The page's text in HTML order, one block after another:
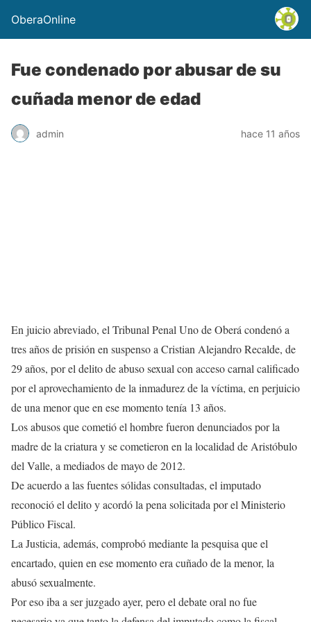
OberaOnline
Fue condenado por abusar de su
cuñada menor de edad
admin hace 11 años
En juicio abreviado, el Tribunal Penal Uno de Oberá condenó a
tres años de prisión en suspenso a Cristian Alejandro Recalde, de
29 años, por el delito de abuso sexual con acceso carnal calificado
por el aprovechamiento de la inmadurez de la víctima, en perjuicio
de una menor que en ese momento tenía 13 años.
Los abusos que cometió el hombre fueron denunciados por la
madre de la criatura y se cometieron en la localidad de Aristóbulo
del Valle, a mediados de mayo de 2012.
De acuerdo a las fuentes sólidas consultadas, el imputado
reconoció el delito y acordó la pena solicitada por el Ministerio
Público Fiscal.
La Justicia, además, comprobó mediante la pesquisa que el
encartado, quien en ese momento era cuñado de la menor, la
abusó sexualmente.
Por eso iba a ser juzgado ayer, pero el debate oral no fue